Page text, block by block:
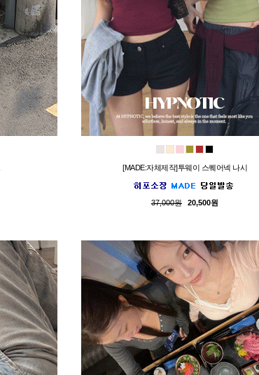
[MADE:자체제작]투웨이 스퀘어넥 나시
37,000원 20,500원